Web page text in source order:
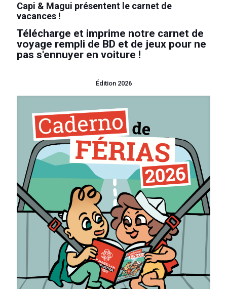
Capi & Magui présentent le carnet de
vacances !
Télécharge et imprime notre carnet de
voyage rempli de BD et de jeux pour ne
pas s'ennuyer en voiture !
Édition 2026